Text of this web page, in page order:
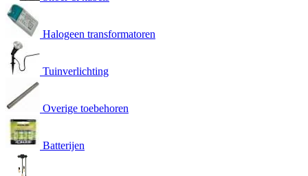
Halogeen transformatoren
Tuinverlichting
Overige toebehoren
Batterijen